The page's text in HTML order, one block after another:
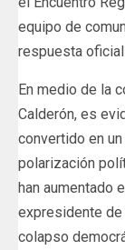
equipo de
respuesta
En medio de la
Calderón, es
convertido en
polarización
han aumentado
expresidente
colapso